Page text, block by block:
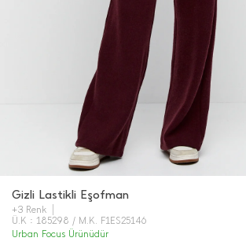
Gizli Lastikli Eşofman
+3 Renk
Ü.K : 185298 / M.K. F1ES25146
Urban Focus Ürünüdür